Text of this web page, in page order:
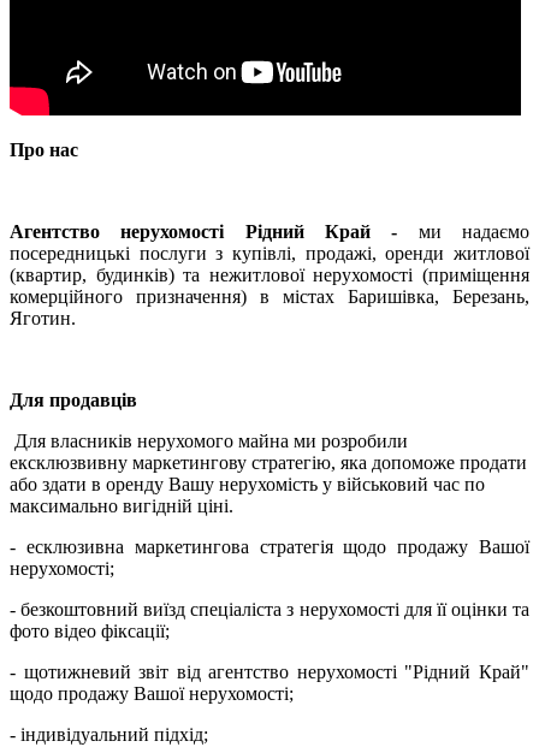
Про нас
Агентство нерухомості Рідний Край - ми надаємо
посередницькі послуги з купівлі, продажі, оренди житлової
(квартир, будинків) та нежитлової нерухомості (приміщення
комерційного призначення) в містах Баришівка, Березань,
Яготин.
Для продавців
Для власників нерухомого майна ми розробили
ексклюзвивну маркетингову стратегію, яка допоможе продати
або здати в оренду Вашу нерухомість у військовий час по
максимально вигідній ціні.
- есклюзивна маркетингова стратегія щодо продажу Вашої
нерухомості;
- безкоштовний виїзд спеціаліста з нерухомості для її оцінки та
фото відео фіксації;
- щотижневий звіт від агентство нерухомості "Рідний Край"
щодо продажу Вашої нерухомості;
- індивідуальний підхід;